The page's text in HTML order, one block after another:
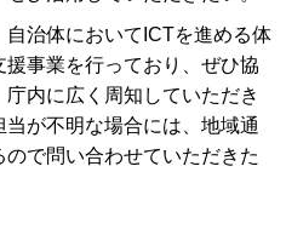
治体においてICTを進める体
事業を行っており、ぜひ協
内に広く周知していただき
が不明な場合には、地域通
で問い合わせていただきた